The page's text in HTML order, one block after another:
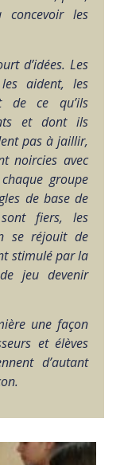
concevoir les
d’idées. Les
aident, les
de ce qu’ils
et dont ils
pas à jaillir,
noircies avec
groupe
de base de
fiers, les
se réjouit de
stimulé par la
jeu devenir
une façon
et élèves
d’autant